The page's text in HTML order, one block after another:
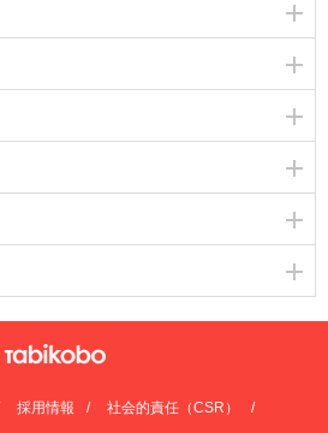
採用情報 社会的責任（CSR）